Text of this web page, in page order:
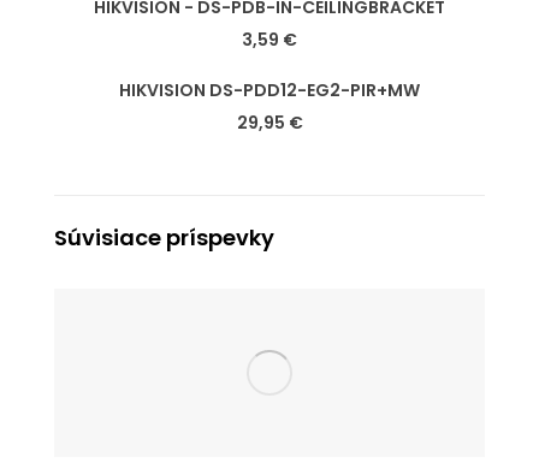
HIKVISION - DS-PDB-IN-CEILINGBRACKET
3,59 €
HIKVISION DS-PDD12-EG2-PIR+MW
29,95 €
Súvisiace príspevky